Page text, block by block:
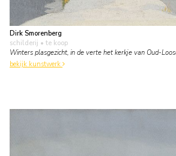
Dirk Smorenberg
schilderij • te koop
Winters plasgezicht, in de verte het kerkje van Oud-
bekijk kunstwerk